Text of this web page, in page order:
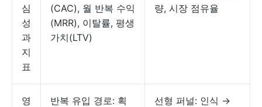
심
성
과
지
표
(CAC), 월 반복 수익
(MRR), 이탈률, 평생
가치(LTV)
량, 시장 점유율
영
반복 유입 경로: 획
선형 퍼널: 인식 →